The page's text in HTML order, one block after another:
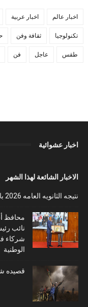
اخبار عالم اخبار عربية
تكنولوجيا ثقافة وفن
طقس عاجل فن
اخبار عشوائية
الاخبار الشائعة لهذا الشهر
نتيجه الثانويه العامه 2026 بالاسم ورقم الجلوس
محافظ
نائب
شركاء
الوطنية
قصيده